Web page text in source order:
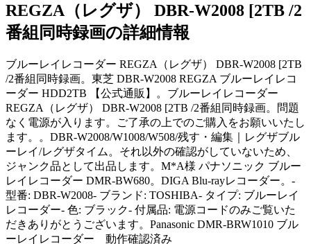
REGZA（レグザ） DBR-W2008 [2TB /2
番組同時録画の詳細情報
ブルーレイレコーダー REGZA（レグザ） DBR-W2008 [2TB
/2番組同時録画。東芝 DBR-W2008 REGZA ブルーレイレコ
ーダー HDD2TB 【公式通販】。ブルーレイレコーダー
REGZA（レグザ） DBR-W2008 [2TB /2番組同時録画。問題
なく電源が入ります。ご了承の上でのご購入をお願いいたし
ます。。DBR-W2008/W1008/W508/残す・編集｜レグザブル
ーレイ/レグザタイム。それ以外の確認がしていないため、
ジャンク品として出品します。M*A様 パナソニック ブルー
レイレコーダー DMR-BW680。DIGA Blu-rayレコーダー。-
型番: DBR-W2008- ブランド: TOSHIBA- タイプ: ブルーレイ
レコーダー- 色: ブラック- 付属品: 電源コードのみご覧いた
だきありがとうございます。Panasonic DMR-BRW1010 ブル
ーレイレコーダー 動作確認済み